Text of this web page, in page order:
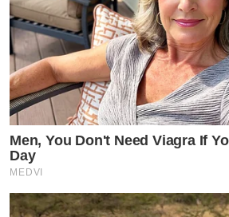
Men, You Don't Need Viagra If
Day
MEDVI